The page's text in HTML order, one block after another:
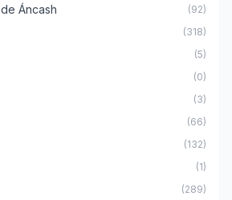
Áncash (92)
(318)
(5)
(0)
(3)
(66)
(132)
(1)
(289)